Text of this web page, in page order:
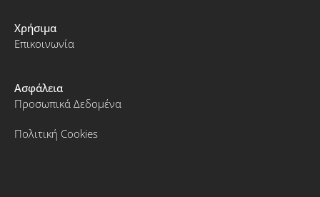
Χρήσιμα
Επικοινωνία
Ασφάλεια
Προσωπικά Δεδομένα
Πολιτική Cookies